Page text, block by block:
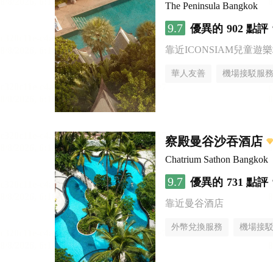
The Peninsula Bangkok
9.7 優異的 902 點評
靠近ICONSIAM兒童遊
華人友善 機場接駁服務
察殿曼谷沙吞酒店
Chatrium Sathon Bangkok
9.7 優異的 731 點評
靠近曼谷酒店
外幣兌換服務 機場接